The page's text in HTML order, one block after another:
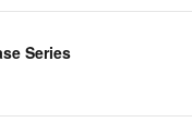
Series